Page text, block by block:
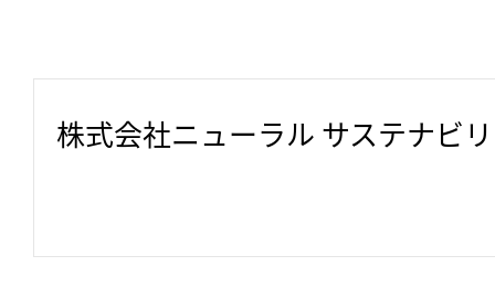
株式会社ニューラル サステナビ